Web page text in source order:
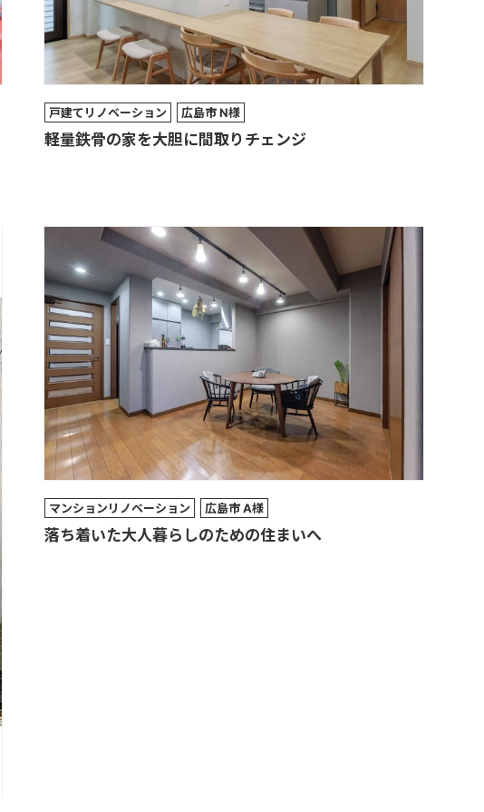
戸建てリノベーション 広島市 N様
軽量鉄骨の家を大胆に間取りチェンジ
マンションリノベーション 広島市 A様
落ち着いた大人暮らしのための住まいへ